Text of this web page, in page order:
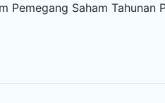
Pemegang Saham Tahunan